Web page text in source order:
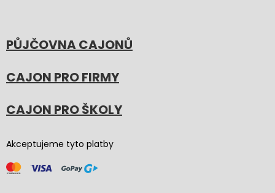
PŮJČOVNA CAJONŮ
CAJON PRO FIRMY
CAJON PRO ŠKOLY
Akceptujeme tyto platby